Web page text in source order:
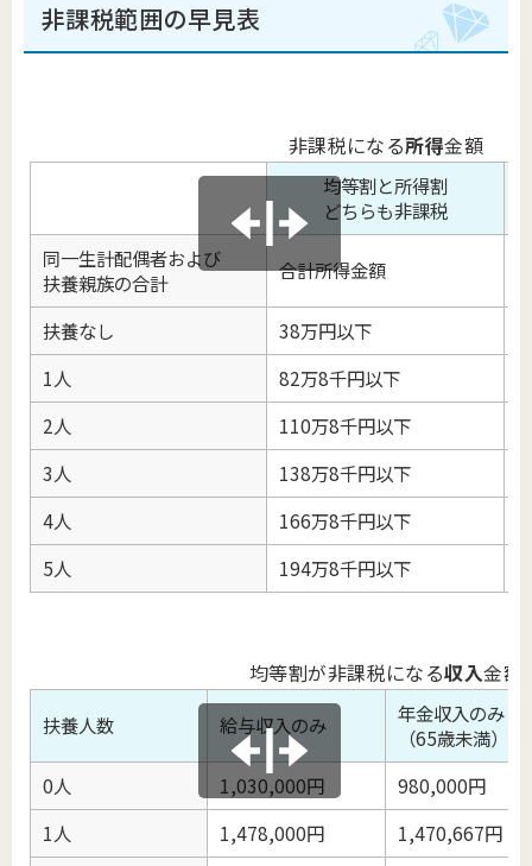
非課税範囲の早見表
非課税になる所得金額
均等割と所得割
どちらも非課税
同一生計配偶者および
扶養親族の合計
合計所得金額
扶養なし 38万円以下
1人
82万8千円以下
2人
110万8千円以下
3人
138万8千円以下
4人
166万8千円以下
5人
194万8千円以下
均等割が非課税になる収入金額
扶養人数 給与収入のみ
年金収入のみ
（65歳未満）
0人
1,030,000円
980,000円
1人
1,478,000円
1,470,667円